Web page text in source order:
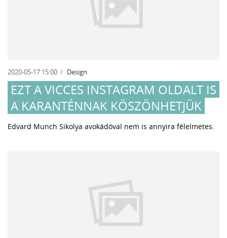
2020-05-17 15:00 Design
EZT A VICCES INSTAGRAM OLDALT IS
A KARANTÉNNAK KÖSZÖNHETJÜK
Edvard Munch Sikolya avokádóval nem is annyira félelmetes.